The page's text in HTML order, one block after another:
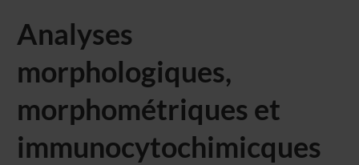
Analyses
morphologiques,
morphométriques et
immunocytochimicques